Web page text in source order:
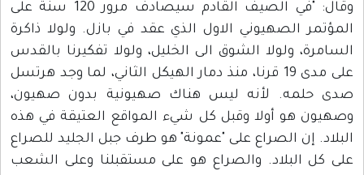
وقال: "في الصيف القادم سيصادف مرور 120 سنة على
المؤتمر الصهيوني الاول الذي عقد في بازل. ولولا ذاكرة
السامرة، ولولا الشوق الى الخليل، ولولا تفكيرنا بالقدس
على مدى 19 قرنا، منذ دمار الهيكل الثاني، لما وجد هرتسل
صدى حلمه. لأنه ليس هناك صهيونية بدون صهيون،
وصهيون هو أولا وقبل كل شيء المواقع العتيقة في هذه
البلاد. إن الصراع على "عمونة" هو طرف جبل الجليد للصراع
على كل البلاد. والصراع هو على مستقبلنا وعلى الشعب